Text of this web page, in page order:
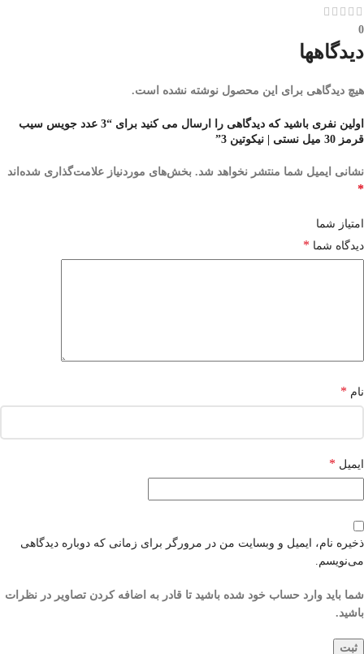
0
دیدگاهها
هیچ دیدگاهی برای این محصول نوشته نشده است.
اولین نفری باشید که دیدگاهی را ارسال می کنید برای “3 عدد جویس سیب
قرمز 30 میل نستی | نیکوتین 3”
نشانی ایمیل شما منتشر نخواهد شد. بخش‌های موردنیاز علامت‌گذاری شده‌اند
*
امتیاز شما
دیدگاه شما *
نام *
ایمیل *
ذخیره نام، ایمیل و وبسایت من در مرورگر برای زمانی که دوباره دیدگاهی
می‌نویسم.
شما باید وارد حساب خود شده باشید تا قادر به اضافه کردن تصاویر در نظرات
باشید.